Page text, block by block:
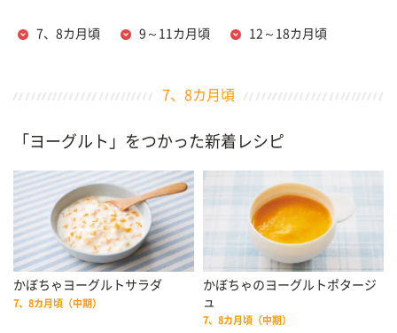
7、8カ月頃 9～11カ月頃 12～18カ月頃
7、8カ月頃
「ヨーグルト」をつかった新着レシピ
かぼちゃヨーグルトサラダ
7、8カ月頃（中期）
かぼちゃのヨーグルトポタージ
ュ
7、8カ月頃（中期）